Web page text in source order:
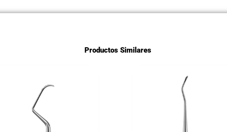
Productos Similares